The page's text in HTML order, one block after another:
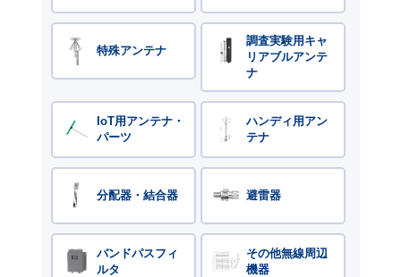
特殊アンテナ
調査実験用キャ
リアブルアンテ
ナ
IoT用アンテナ・
パーツ
ハンディ用アン
テナ
分配器・結合器 避雷器
バンドパスフィ
ルタ
その他無線周辺
機器